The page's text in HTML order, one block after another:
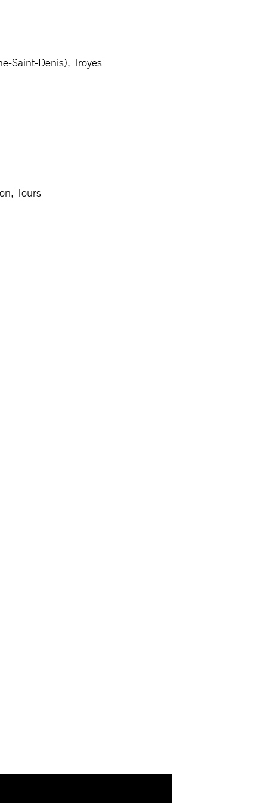
Saint-Denis), Troyes
Tours